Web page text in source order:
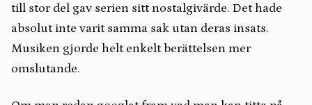
till stor del gav serien sitt nostalgivärde. Det hade
absolut inte varit samma sak utan deras insats.
Musiken gjorde helt enkelt berättelsen mer
omslutande.